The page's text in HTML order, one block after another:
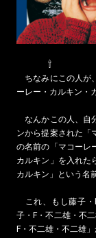
⇧
ちなみにこの人が
ーレー・カルキン・
なんかこの人、自
ンから提案された「
の名前の「マコーレ
カルキン」を入れた
カルキン」という名
これ、もし藤子・
子・F・不二雄・不
F・不二雄・不二雄